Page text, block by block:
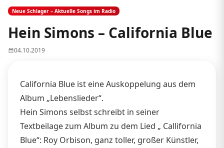
Neue Schlager – Aktuelle Songs im Radio
Hein Simons – California Blue
04.10.2019
California Blue ist eine Auskoppelung aus dem
Album „Lebenslieder“.
Hein Simons selbst schreibt in seiner
Textbeilage zum Album zu dem Lied „ Callifornia
Blue“: Roy Orbison, ganz toller, großer Künstler,